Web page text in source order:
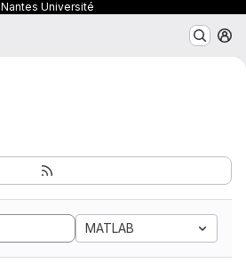
Nantes Université
MATLAB